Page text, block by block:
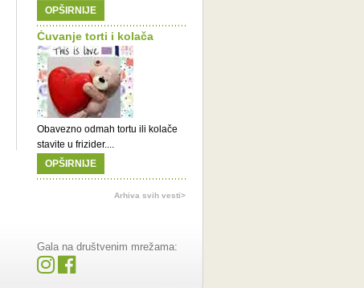
OPŠIRNIJE
Čuvanje torti i kolača
Obavezno odmah tortu ili kolače
stavite u frizider....
OPŠIRNIJE
Arhiva svih vesti>
Gala na društvenim mrežama: